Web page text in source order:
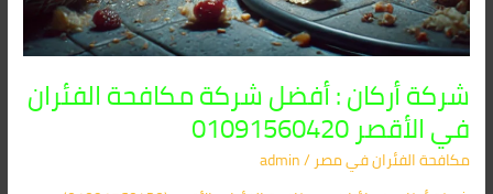
شركة أركان : أفضل شركة مكافحة الفئران
في الأقصر 01091560420
مكافحة الفئران​ في مصر/
admin